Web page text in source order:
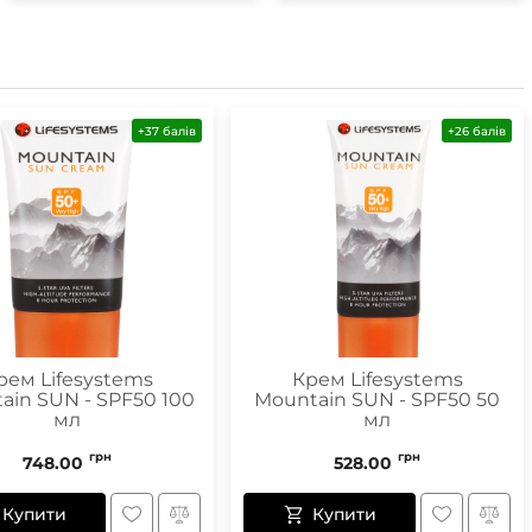
Пінцети для вилучення кліщів
Пристрої для відлякування
+37 балів
Lifesystems
SUN - SPF50 100
мл
748.00 грн
Купити
+26 балів
Крем Lifesystems
Mountain SUN - SPF50 50
мл
528.00 грн
Купити